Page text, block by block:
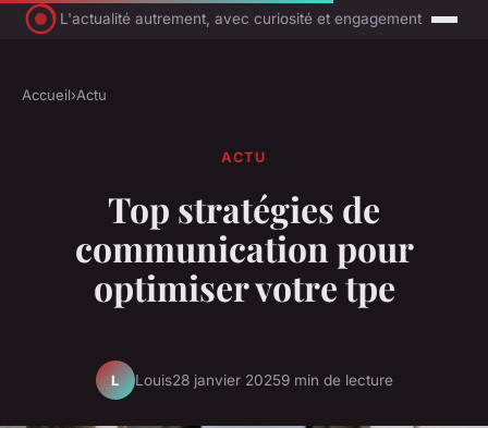
L'actualité autrement, avec curiosité et engagement
Accueil›Actu
ACTU
Top stratégies de
communication pour
optimiser votre tpe
L Louis28 janvier 20259 min de lecture